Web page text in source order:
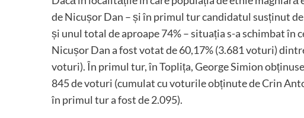
de Nicușor Dan – și în primul tur candidatul susținut
și unul total de aproape 74% – situația s-a schimbat în
Nicușor Dan a fost votat de 60,17% (3.681 voturi)
voturi). În primul tur, în Toplița, George Simion
845 de voturi (cumulat cu voturile obținute de Crin
în primul tur a fost de 2.095).